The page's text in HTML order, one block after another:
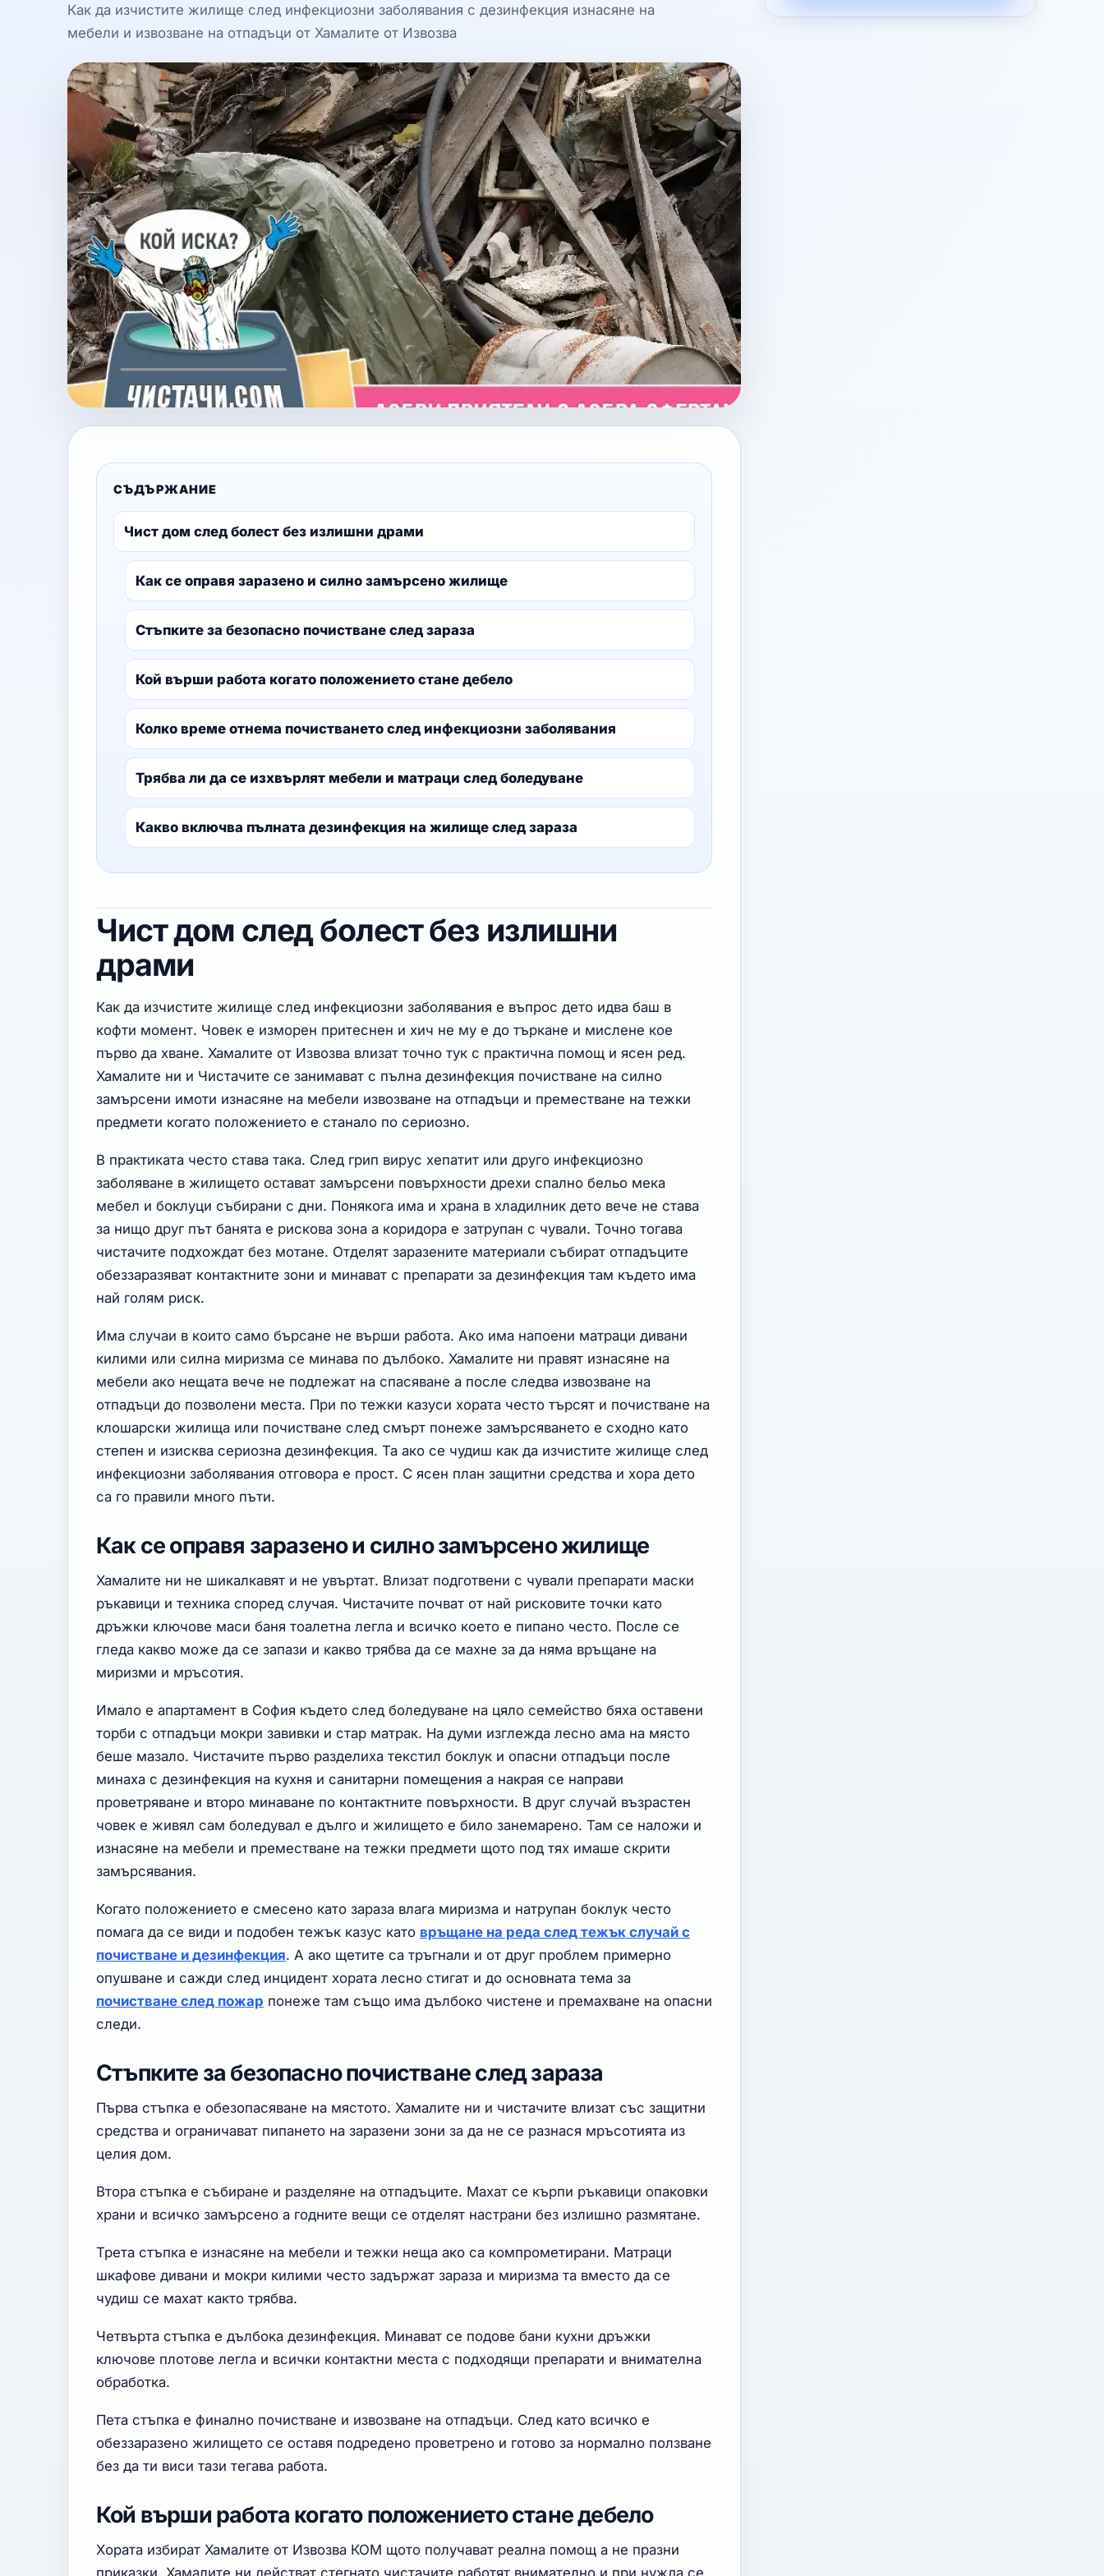
Как да изчистите жилище след инфекциозни заболявания с дезинфекция изнасяне на
мебели и извозване на отпадъци от Хамалите от Извозва
СЪДЪРЖАНИЕ
Чист дом след болест без излишни драми
Как се оправя заразено и силно замърсено жилище
Стъпките за безопасно почистване след зараза
Кой върши работа когато положението стане дебело
Колко време отнема почистването след инфекциозни заболявания
Трябва ли да се изхвърлят мебели и матраци след боледуване
Какво включва пълната дезинфекция на жилище след зараза
Чист дом след болест без излишни
драми
Как да изчистите жилище след инфекциозни заболявания е въпрос дето идва баш в
кофти момент. Човек е изморен притеснен и хич не му е до търкане и мислене кое
първо да хване. Хамалите от Извозва влизат точно тук с практична помощ и ясен ред.
Хамалите ни и Чистачите се занимават с пълна дезинфекция почистване на силно
замърсени имоти изнасяне на мебели извозване на отпадъци и преместване на тежки
предмети когато положението е станало по сериозно.
В практиката често става така. След грип вирус хепатит или друго инфекциозно
заболяване в жилището остават замърсени повърхности дрехи спално бельо мека
мебел и боклуци събирани с дни. Понякога има и храна в хладилник дето вече не става
за нищо друг път банята е рискова зона а коридора е затрупан с чували. Точно тогава
чистачите подхождат без мотане. Отделят заразените материали събират отпадъците
обеззаразяват контактните зони и минават с препарати за дезинфекция там където има
най голям риск.
Има случаи в които само бърсане не върши работа. Ако има напоени матраци дивани
килими или силна миризма се минава по дълбоко. Хамалите ни правят изнасяне на
мебели ако нещата вече не подлежат на спасяване а после следва извозване на
отпадъци до позволени места. При по тежки казуси хората често търсят и почистване на
клошарски жилища или почистване след смърт понеже замърсяването е сходно като
степен и изисква сериозна дезинфекция. Та ако се чудиш как да изчистите жилище след
инфекциозни заболявания отговора е прост. С ясен план защитни средства и хора дето
са го правили много пъти.
Как се оправя заразено и силно замърсено жилище
Хамалите ни не шикалкавят и не увъртат. Влизат подготвени с чували препарати маски
ръкавици и техника според случая. Чистачите почват от най рисковите точки като
дръжки ключове маси баня тоалетна легла и всичко което е пипано често. После се
гледа какво може да се запази и какво трябва да се махне за да няма връщане на
миризми и мръсотия.
Имало е апартамент в София където след боледуване на цяло семейство бяха оставени
торби с отпадъци мокри завивки и стар матрак. На думи изглежда лесно ама на място
беше мазало. Чистачите първо разделиха текстил боклук и опасни отпадъци после
минаха с дезинфекция на кухня и санитарни помещения а накрая се направи
проветряване и второ минаване по контактните повърхности. В друг случай възрастен
човек е живял сам боледувал е дълго и жилището е било занемарено. Там се наложи и
изнасяне на мебели и преместване на тежки предмети щото под тях имаше скрити
замърсявания.
Когато положението е смесено като зараза влага миризма и натрупан боклук често
помага да се види и подобен тежък казус като връщане на реда след тежък случай с
почистване и дезинфекция. А ако щетите са тръгнали и от друг проблем примерно
опушване и сажди след инцидент хората лесно стигат и до основната тема за
почистване след пожар понеже там също има дълбоко чистене и премахване на опасни
следи.
Стъпките за безопасно почистване след зараза
Първа стъпка е обезопасяване на мястото. Хамалите ни и чистачите влизат със защитни
средства и ограничават пипането на заразени зони за да не се разнася мръсотията из
целия дом.
Втора стъпка е събиране и разделяне на отпадъците. Махат се кърпи ръкавици опаковки
храни и всичко замърсено а годните вещи се отделят настрани без излишно размятане.
Трета стъпка е изнасяне на мебели и тежки неща ако са компрометирани. Матраци
шкафове дивани и мокри килими често задържат зараза и миризма та вместо да се
чудиш се махат както трябва.
Четвърта стъпка е дълбока дезинфекция. Минават се подове бани кухни дръжки
ключове плотове легла и всички контактни места с подходящи препарати и внимателна
обработка.
Пета стъпка е финално почистване и извозване на отпадъци. След като всичко е
обеззаразено жилището се оставя подредено проветрено и готово за нормално ползване
без да ти виси тази тегава работа.
Кой върши работа когато положението стане дебело
Хората избират Хамалите от Извозва КОМ щото получават реална помощ а не празни
приказки. Хамалите ни действат стегнато чистачите работят внимателно и при нужда се